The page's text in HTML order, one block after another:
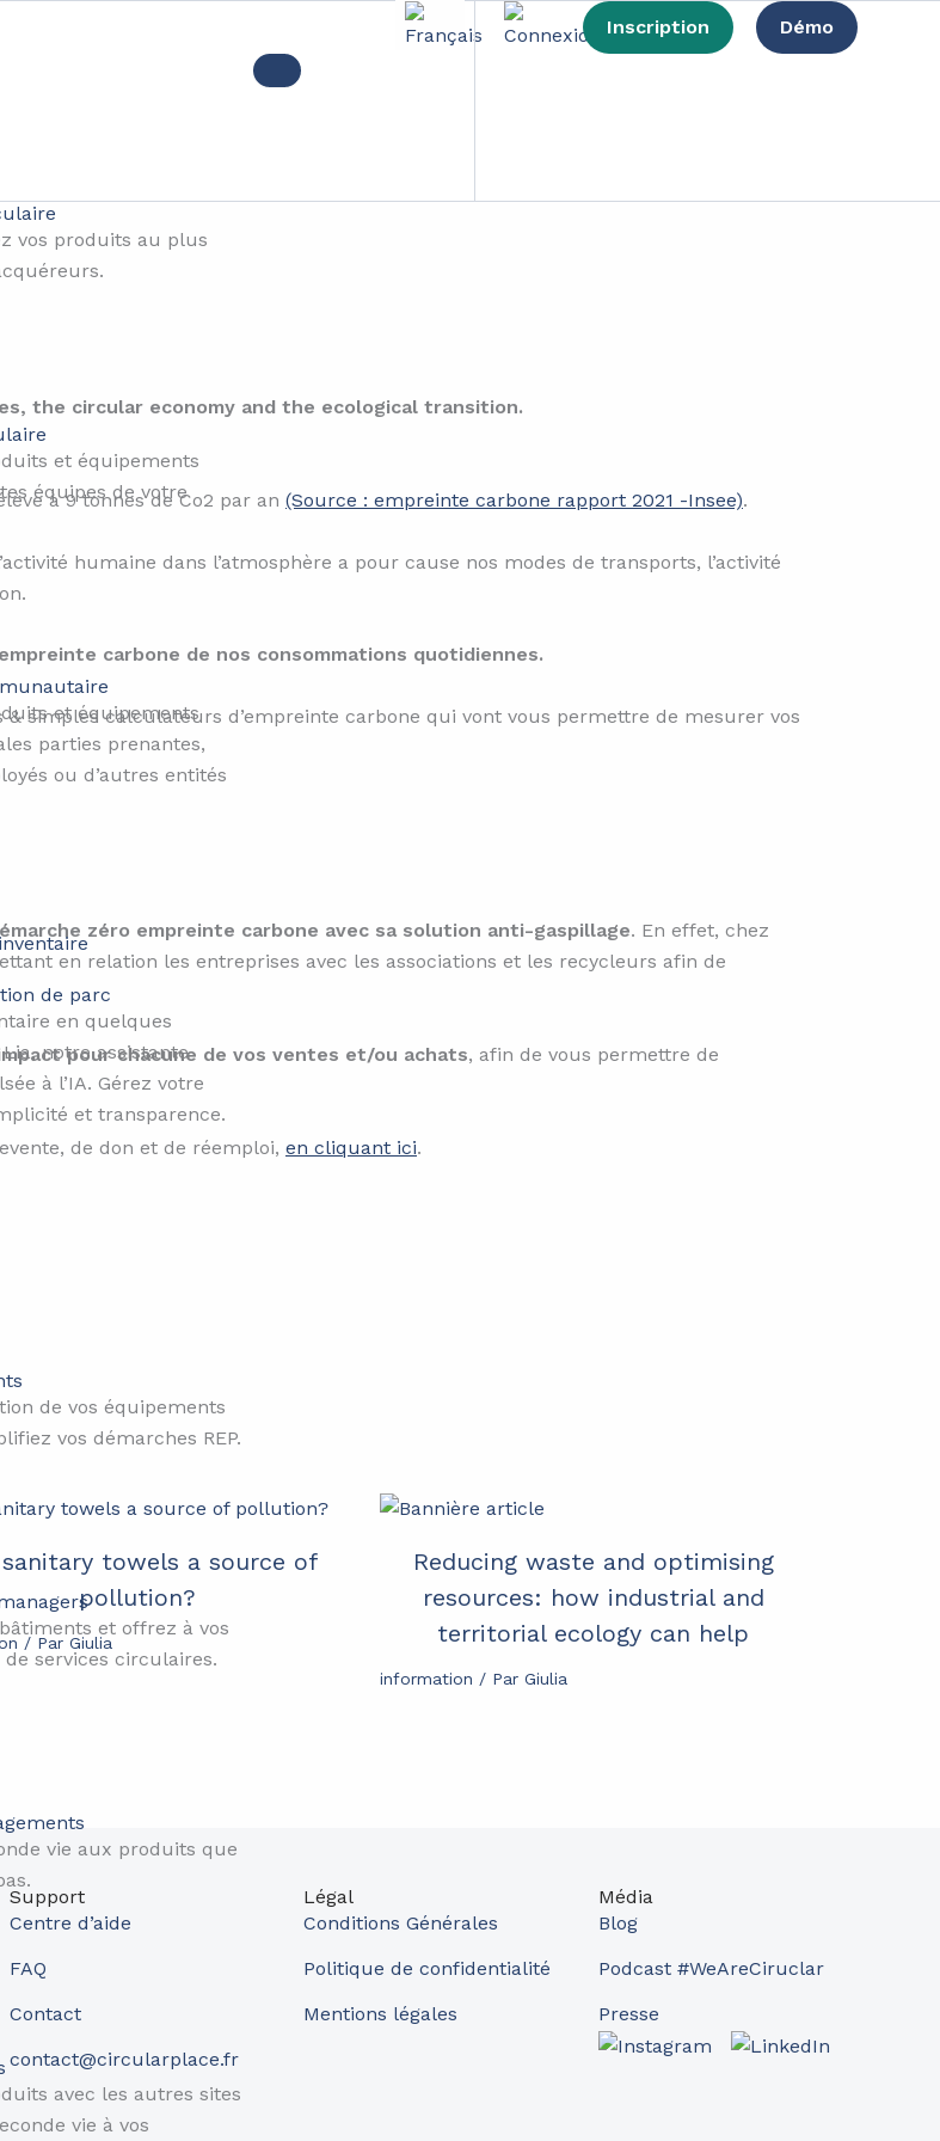
vos produits au plus
et équipements
équipes de votre
et équipements
parties prenantes,
ou d’autres entités
de parc
en quelques
notre assistante
à l’IA. Gérez votre
et transparence.
de vos équipements
vos démarches REP.
et offrez à vos
services circulaires.
vie aux produits que
avec les autres sites
vie à vos
Inscription Démo
the circular economy and the ecological transition.
à 9 tonnes de Co2 par an (Source : empreinte carbone rapport 2021 -Insee).
humaine dans l’atmosphère a pour cause nos modes de transports, l’activité
carbone de nos consommations quotidiennes.
simples calculateurs d’empreinte carbone qui vont vous permettre de mesurer vos
zéro empreinte carbone avec sa solution anti-gaspillage. En effet, chez
en relation les entreprises avec les associations et les recycleurs afin de
pour chacune de vos ventes et/ou achats, afin de vous permettre de
de don et de réemploi, en cliquant ici.
towels a source of
pollution?
/ Par Giulia
Reducing waste and optimising
resources: how industrial and
territorial ecology can help
information / ParGiulia
Support
Centre d’aide
FAQ
Contact
contact@circularplace.fr
Légal
Conditions Générales
Politique de confidentialité
Mentions légales
Média
Blog
Podcast #WeAreCiruclar
Presse